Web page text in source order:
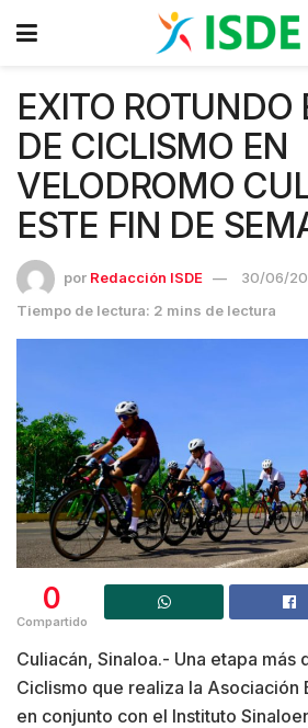
EXITO ROTUNDO
DE CICLISMO EN
VELODROMO
ESTE FIN DE
por Redacción ISDE
30/06/
Tiempo de lectura: 2 mins de lectura
0
Compartido
Culiacán, Sinaloa.- Una etapa más
Ciclismo que realiza la Asociación
en conjunto con el Instituto